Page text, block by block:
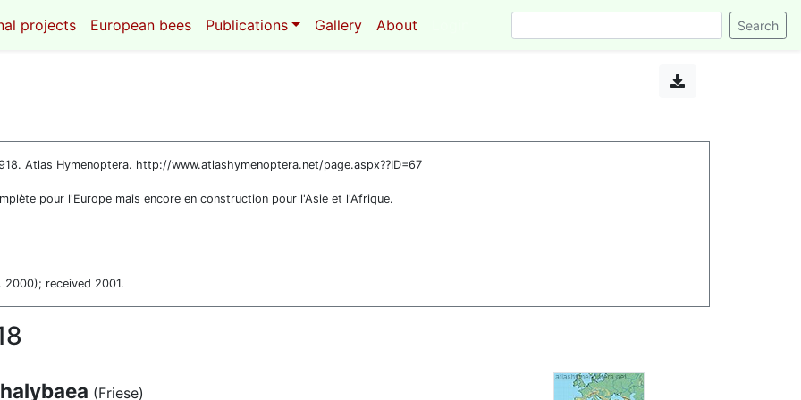
projects European bees Publications Gallery About
Atlas Hymenoptera. http://www.atlashymenoptera.net/page.aspx??ID=67
pour l'Europe mais encore en construction pour l'Asie et l'Afrique.
2000); received 2001.
(Friese)